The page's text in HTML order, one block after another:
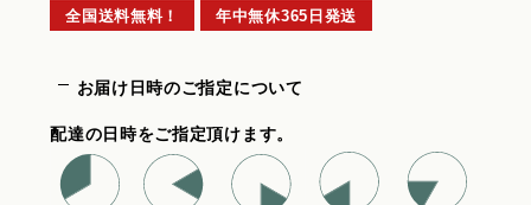
全国送料無料！ 年中無休365日発送
お届け日時のご指定について
配達の日時をご指定頂けます。